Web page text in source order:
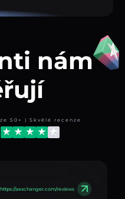
nám
50+ | Skvělé recenze
https://aexchanger.com/reviews